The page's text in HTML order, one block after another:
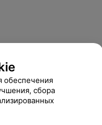
обеспечения
сбора